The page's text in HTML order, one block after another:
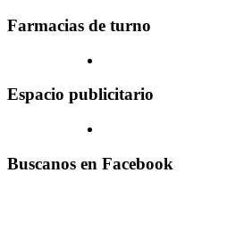
Farmacias de turno
Espacio publicitario
Buscanos en Facebook